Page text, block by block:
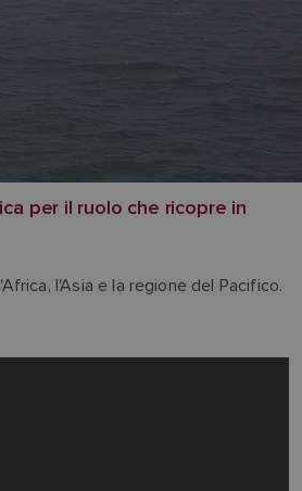
la serenità che deriva
per il ruolo che ricopre in
l'Asia e la regione del Pacifico.